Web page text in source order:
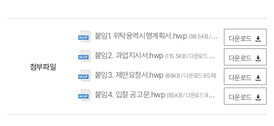
첨부파일
붙임1. 위탁용역시행계획서.hwp (98.5KB / 다운로드 84회) 다운로드
붙임2. 과업지시서.hwp (115.5KB / 다운로드 96회) 다운로드
붙임3. 제안요청서.hwp (86KB / 다운로드 95회) 다운로드
붙임4. 입찰 공고문.hwp (85KB / 다운로드 98회) 다운로드